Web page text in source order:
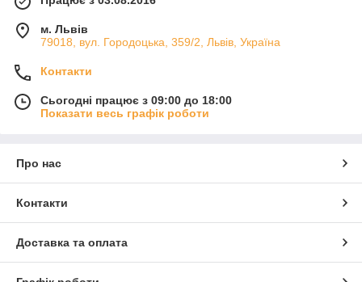
м. Львів
79018, вул. Городоцька, 359/2, Львів, Україна
Контакти
Сьогодні працює з 09:00 до 18:00
Показати весь графік роботи
Про нас
Контакти
Доставка та оплата